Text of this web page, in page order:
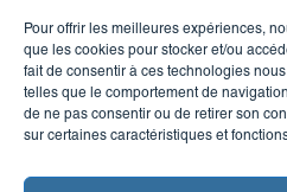
Pour offrir les meilleures expériences,
que les cookies pour stocker et/ou
fait de consentir à ces technologies
telles que le comportement de
de ne pas consentir ou de retirer son
sur certaines caractéristiques et